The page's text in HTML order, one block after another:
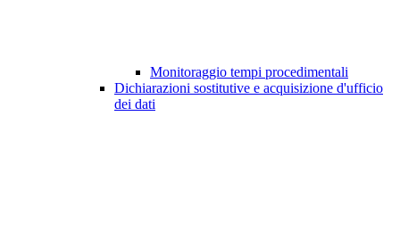
Monitoraggio tempi procedimentali
Dichiarazioni sostitutive e acquisizione d'ufficio
dei dati